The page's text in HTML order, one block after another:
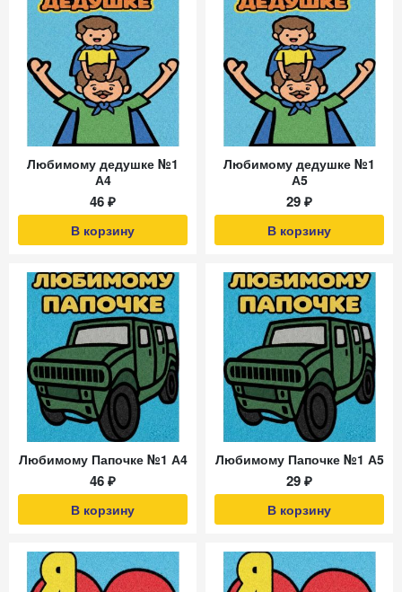
Любимому дедушке №1
А4
46 ₽
В корзину
Любимому дедушке №1
А5
29 ₽
В корзину
Любимому Папочке №1 А4
46 ₽
В корзину
Любимому Папочке №1 А5
29 ₽
В корзину